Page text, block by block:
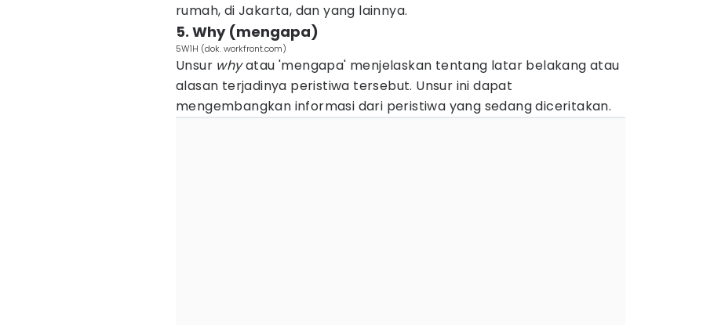
rumah, di Jakarta, dan yang lainnya.
5. Why (mengapa)
5W1H (dok. workfront.com)
Unsur whyatau 'mengapa' menjelaskan tentang latar belakang atau
alasan terjadinya peristiwa tersebut. Unsur ini dapat
mengembangkan informasi dari peristiwa yang sedang diceritakan.